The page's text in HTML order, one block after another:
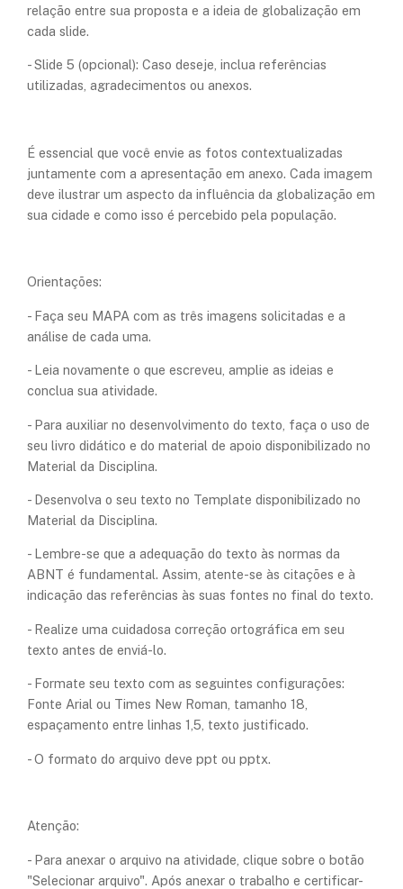
relação entre sua proposta e a ideia de globalização em
cada slide.
- Slide 5 (opcional): Caso deseje, inclua referências
utilizadas, agradecimentos ou anexos.
É essencial que você envie as fotos contextualizadas
juntamente com a apresentação em anexo. Cada imagem
deve ilustrar um aspecto da influência da globalização em
sua cidade e como isso é percebido pela população.
Orientações:
- Faça seu MAPA com as três imagens solicitadas e a
análise de cada uma.
- Leia novamente o que escreveu, amplie as ideias e
conclua sua atividade.
- Para auxiliar no desenvolvimento do texto, faça o uso de
seu livro didático e do material de apoio disponibilizado no
Material da Disciplina.
- Desenvolva o seu texto no Template disponibilizado no
Material da Disciplina.
- Lembre-se que a adequação do texto às normas da
ABNT é fundamental. Assim, atente-se às citações e à
indicação das referências às suas fontes no final do texto.
- Realize uma cuidadosa correção ortográfica em seu
texto antes de enviá-lo.
- Formate seu texto com as seguintes configurações:
Fonte Arial ou Times New Roman, tamanho 18,
espaçamento entre linhas 1,5, texto justificado.
- O formato do arquivo deve ppt ou pptx.
Atenção:
- Para anexar o arquivo na atividade, clique sobre o botão
"Selecionar arquivo". Após anexar o trabalho e certificar-